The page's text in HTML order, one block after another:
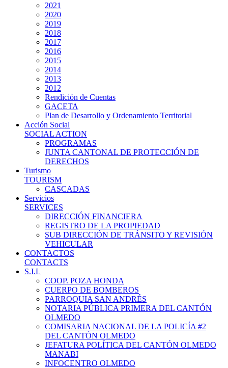
2021
2020
2019
2018
2017
2016
2015
2014
2013
2012
Rendición de Cuentas
GACETA
Plan de Desarrollo y Ordenamiento Territorial
Acción Social
SOCIAL ACTION
PROGRAMAS
JUNTA CANTONAL DE PROTECCIÓN DE
DERECHOS
Turismo
TOURISM
CASCADAS
Servicios
SERVICES
DIRECCIÓN FINANCIERA
REGISTRO DE LA PROPIEDAD
SUB DIRECCIÓN DE TRÁNSITO Y REVISIÓN
VEHICULAR
CONTACTOS
CONTACTS
S.I.L
COOP. POZA HONDA
CUERPO DE BOMBEROS
PARROQUIA SAN ANDRÉS
NOTARIA PÚBLICA PRIMERA DEL CANTÓN
OLMEDO
COMISARIA NACIONAL DE LA POLICÍA #2
DEL CANTÓN OLMEDO
JEFATURA POLÍTICA DEL CANTÓN OLMEDO
MANABI
INFOCENTRO OLMEDO